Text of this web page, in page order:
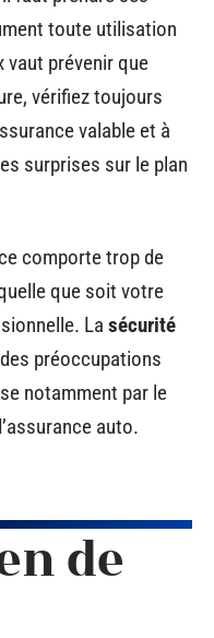
toute utilisation
vaut prévenir que
vérifiez toujours
valable et à
surprises sur le plan
comporte trop de
que soit votre
La sécurité
préoccupations
notamment par le
auto.
de